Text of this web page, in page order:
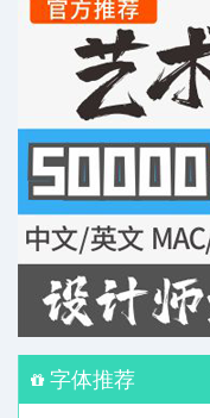
字体推荐